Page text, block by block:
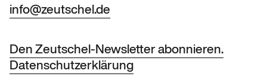
info@zeutschel.de
Den Zeutschel-Newsletter abonnieren.
Datenschutzerklärung